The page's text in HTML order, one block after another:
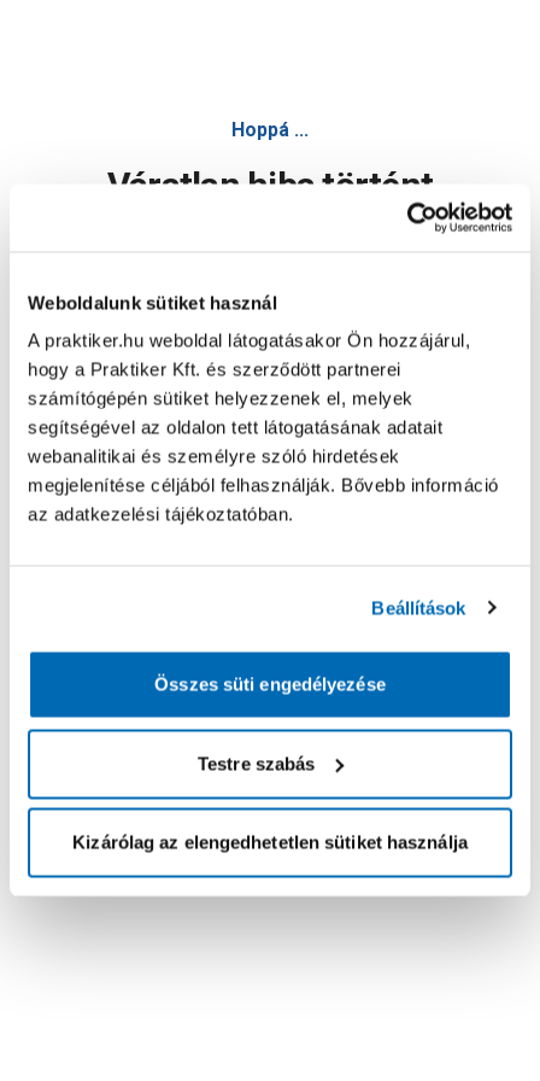
Weboldalunk sütiket használ
A praktiker.hu weboldal látogatásakor Ön hozzájárul,
hogy a Praktiker Kft. és szerződött partnerei
számítógépén sütiket helyezzenek el, melyek
segítségével az oldalon tett látogatásának adatait
webanalitikai és személyre szóló hirdetések
megjelenítése céljából felhasználják. Bővebb információ
az adatkezelési tájékoztatóban.
Beállítások
Összes süti engedélyezése
Testre szabás
Kizárólag az elengedhetetlen sütiket használja
Hoppá ...
Váratlan hiba történt
Oldal újratöltése